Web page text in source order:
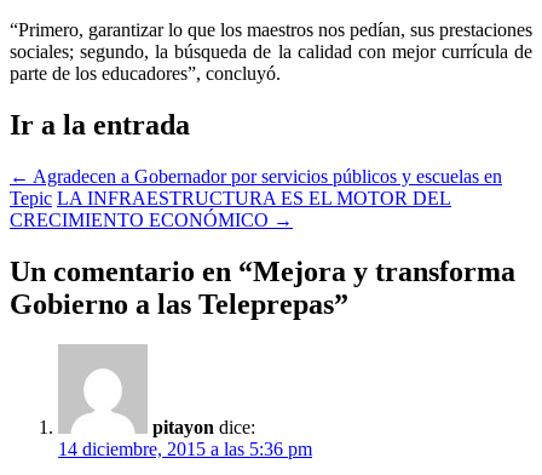
“Primero, garantizar lo que los maestros nos pedían, sus prestaciones
sociales; segundo, la búsqueda de la calidad con mejor currícula de
parte de los educadores”, concluyó.
Ir a la entrada
← Agradecen a Gobernador por servicios públicos y escuelas en
Tepic LA INFRAESTRUCTURA ES EL MOTOR DEL
CRECIMIENTO ECONÓMICO →
Un comentario en “Mejora y transforma
Gobierno a las Teleprepas”
pitayon dice:
14 diciembre, 2015 a las 5:36 pm